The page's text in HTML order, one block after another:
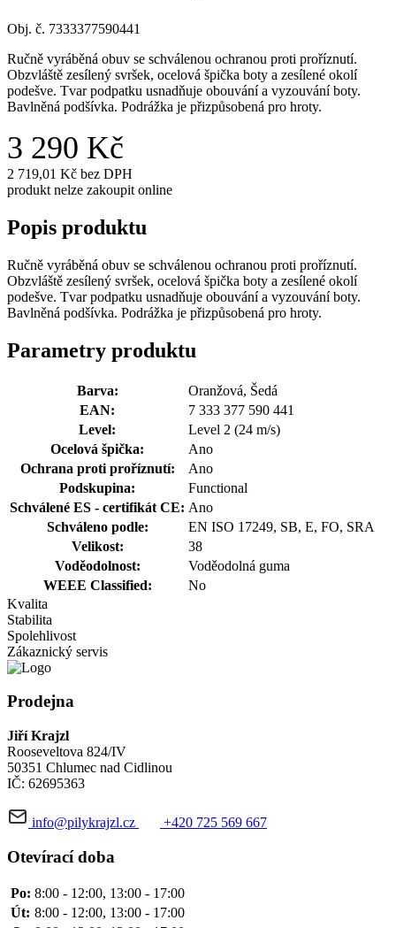
Obj. č. 7333377590441
Ručně vyráběná obuv se schválenou ochranou proti proříznutí.
Obzvláště zesílený svršek, ocelová špička boty a zesílené okolí
podešve. Tvar podpatku usnadňuje obouvání a vyzouvání boty.
Bavlněná podšívka. Podrážka je přizpůsobená pro hroty.
3 290 Kč
2 719,01 Kč bez DPH
produkt nelze zakoupit online
Popis produktu
Ručně vyráběná obuv se schválenou ochranou proti proříznutí.
Obzvláště zesílený svršek, ocelová špička boty a zesílené okolí
podešve. Tvar podpatku usnadňuje obouvání a vyzouvání boty.
Bavlněná podšívka. Podrážka je přizpůsobená pro hroty.
Parametry produktu
Barva:
Oranžová, Šedá
EAN:
7 333 377 590 441
Level:
Level 2 (24 m/s)
Ocelová špička:
Ano
Ochrana proti proříznutí:
Ano
Podskupina:
Functional
Schválené ES - certifikát CE: Ano
Schváleno podle:
EN ISO 17249, SB, E, FO, SRA
Velikost:
38
Voděodolnost:
Voděodolná guma
WEEE Classified:
No
Kvalita
Stabilita
Spolehlivost
Zákaznický servis
Prodejna
Jiří Krajzl
Rooseveltova 824/IV
50351 Chlumec nad Cidlinou
IČ: 62695363
info@pilykrajzl.cz +420 725 569 667
Otevírací doba
Po: 8:00 - 12:00, 13:00 - 17:00
Út: 8:00 - 12:00, 13:00 - 17:00